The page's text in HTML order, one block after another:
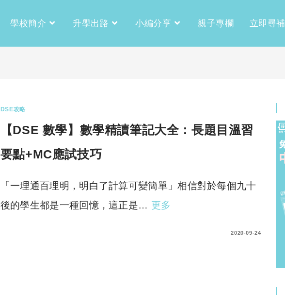
學校簡介 升學出路 小編分享 親子專欄 立即尋補
DSE攻略
【DSE 數學】數學精讀筆記大全：長題目溫習
要點+MC應試技巧
「一理通百理明，明白了計算可變簡單」相信對於每個九十
後的學生都是一種回憶，這正是… 更多
2020-09-24